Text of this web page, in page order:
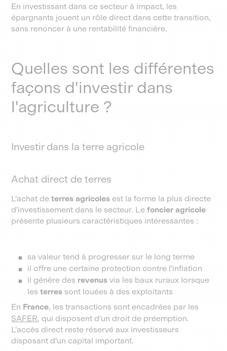
En investissant dans ce secteur à impact, les
épargnants jouent un rôle direct dans cette transition,
sans renoncer à une rentabilité financière.
Quelles sont les différentes
façons d'investir dans
l'agriculture ?
Investir dans la terre agricole
Achat direct de terres
L'achat deterres agricoles est la forme la plus directe
d'investissement dans le secteur. Lefoncier agricole
présente plusieurs caractéristiques intéressantes :
sa valeur tend à progresser sur le long terme
il offre une certaine protection contre l'inflation
il génère des revenus via les baux ruraux lorsque
lesterres sont louées à des exploitants
En France, les transactions sont encadrées par les
SAFER, qui disposent d'un droit de préemption.
L'accès direct reste réservé aux investisseurs
disposant d'un capital important.